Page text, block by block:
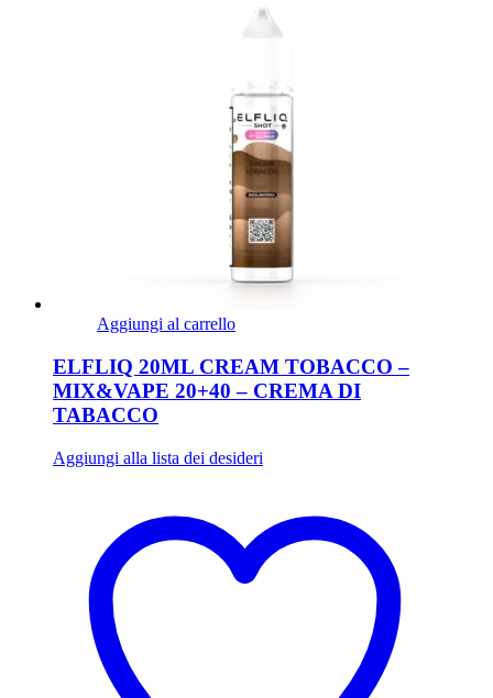
Aggiungi al carrello
ELFLIQ 20ML CREAM TOBACCO –
MIX&VAPE 20+40 – CREMA DI
TABACCO
Aggiungi alla lista dei desideri